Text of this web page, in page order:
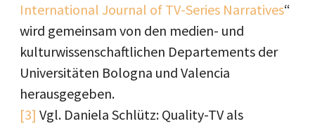
International Journal of TV-Series Narratives“
wird gemeinsam von den medien- und
kulturwissenschaftlichen Departements der
Universitäten Bologna und Valencia
herausgegeben.
[3] Vgl. Daniela Schlütz: Quality-TV als